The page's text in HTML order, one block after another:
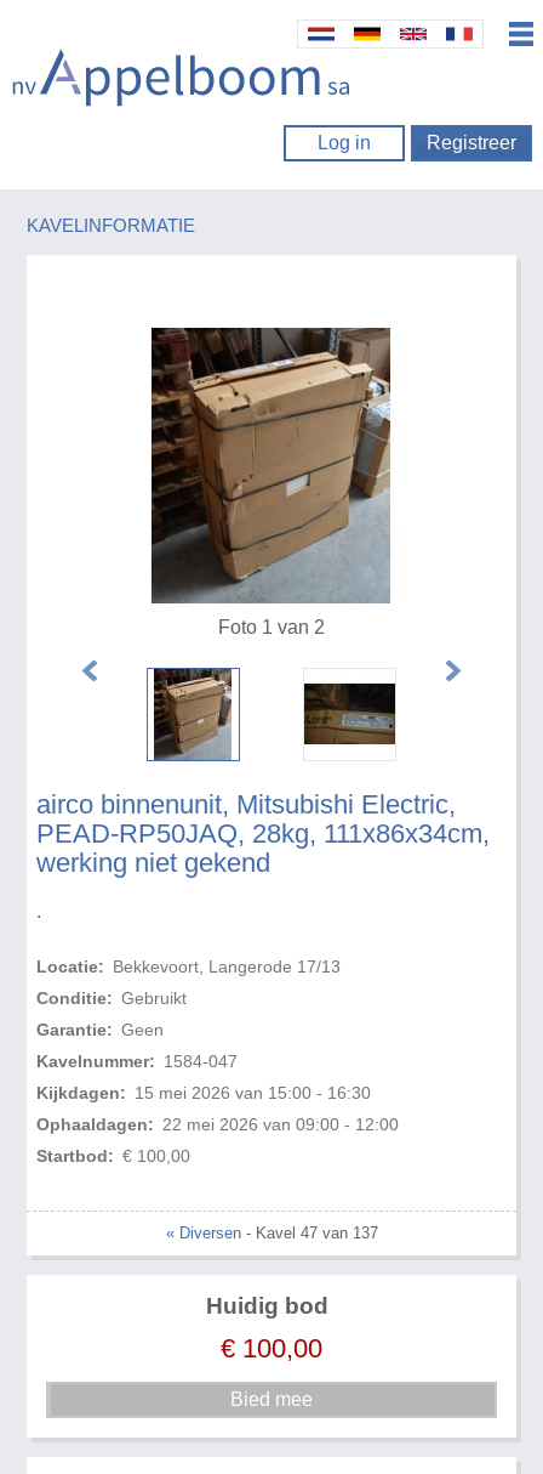
Log in Registreer
KAVELINFORMATIE
airco binnenunit, Mitsubishi Electric,
PEAD-RP50JAQ, 28kg, 111x86x34cm,
werking niet gekend
.
Locatie: Bekkevoort, Langerode 17/13
Conditie: Gebruikt
Garantie: Geen
Kavelnummer: 1584-047
Kijkdagen: 15 mei 2026 van 15:00 - 16:30
Ophaaldagen: 22 mei 2026 van 09:00 - 12:00
Startbod: € 100,00
Foto 1 van 2
« Diversen- Kavel 47 van 137
Huidig bod
€ 100,00